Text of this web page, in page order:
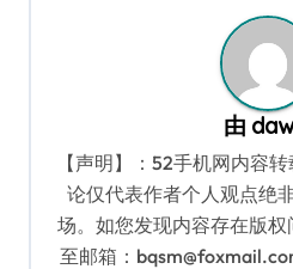
由
【声明】：52手机网内容
论仅代表作者个人观点绝
场。如您发现内容存在版
至邮箱：